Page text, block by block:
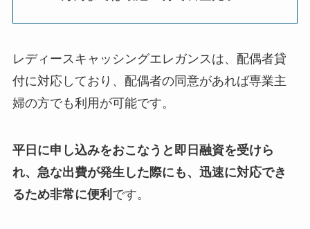
レディースキャッシングエレガンスは、配偶者貸
付に対応しており、配偶者の同意があれば専業主
婦の方でも利用が可能です。
平日に申し込みをおこなうと即日融資を受けら
れ、急な出費が発生した際にも、迅速に対応でき
るため非常に便利 です。